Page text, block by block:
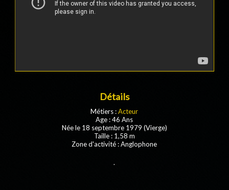
Détails
Métiers :Acteur
Age : 46 Ans
Née le 18 septembre 1979 (Vierge)
Taille : 1,58 m
Zone d'activité : Anglophone
.